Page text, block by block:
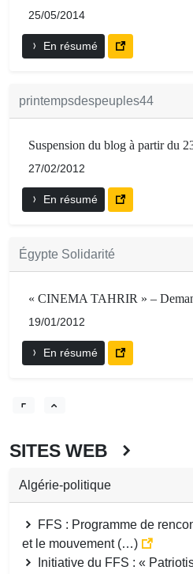
25/05/2014
En résumé
printempsdespeuples44
Suspension du blog à partir du
27/02/2012
En résumé
Égypte Solidarité
« CINEMA TAHRIR » –
19/01/2012
En résumé
SITES WEB
Algérie-politique
FFS : Programme de
et le mouvement (…)
Initiative du FFS : «